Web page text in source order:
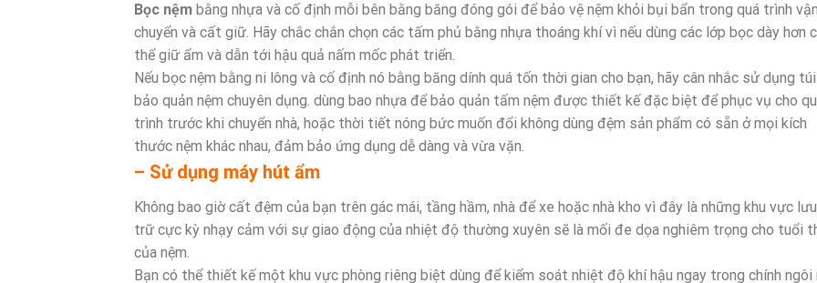
Bọc nệm bằng nhựa và cố định mỗi bên bằng băng đóng gói để bảo vệ nệm khỏi bụi bẩn trong quá trình vận
chuyển và cất giữ. Hãy chắc chắn chọn các tấm phủ bằng nhựa thoáng khí vì nếu dùng các lớp bọc dày hơn
thể giữ ẩm và dẫn tới hậu quả nấm mốc phát triển.
Nếu bọc nệm bằng ni lông và cố định nó bằng băng dính quá tốn thời gian cho bạn, hãy cân nhắc sử dụng túi
bảo quản nệm chuyên dụng. dùng bao nhựa để bảo quản tấm nệm được thiết kế đặc biệt để phục vụ cho
trình trước khi chuyển nhà, hoặc thời tiết nóng bức muốn đổi không dùng đệm sản phẩm có sẵn ở mọi kích
thước nệm khác nhau, đảm bảo ứng dụng dễ dàng và vừa vặn.
– Sử dụng máy hút ẩm
Không bao giờ cất đệm của bạn trên gác mái, tầng hầm, nhà để xe hoặc nhà kho vì đây là những khu vực lưu
trữ cực kỳ nhạy cảm với sự giao động của nhiệt độ thường xuyên sẽ là mối đe dọa nghiêm trọng cho tuổi
của nệm.
Bạn có thể thiết kế một khu vực phòng riêng biệt dùng để kiểm soát nhiệt độ khí hậu ngay trong chính ngôi